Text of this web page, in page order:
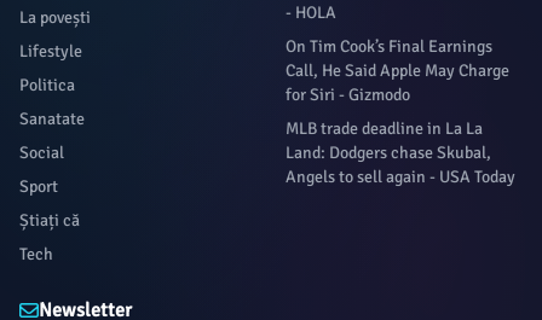
La povești
Lifestyle
Politica
Sanatate
Social
Sport
Știați că
Tech
- HOLA
On Tim Cook’s Final Earnings
Call, He Said Apple May Charge
for Siri - Gizmodo
MLB trade deadline in La La
Land: Dodgers chase Skubal,
Angels to sell again - USA Today
Newsletter